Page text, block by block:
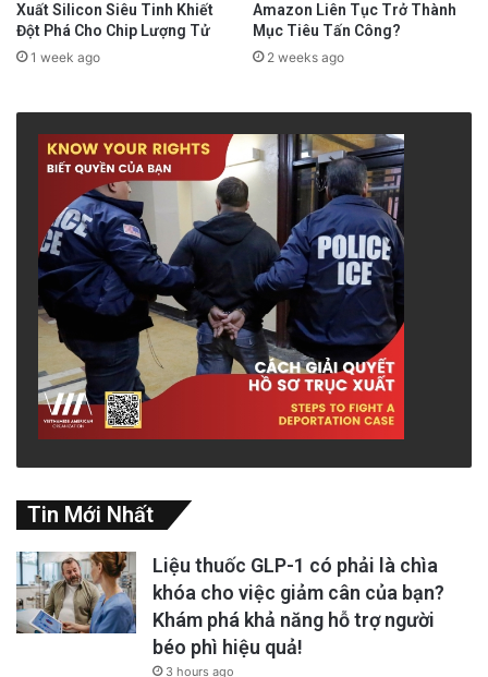
Xuất Silicon Siêu Tinh Khiết
Đột Phá Cho Chip Lượng Tử
1 week ago
Amazon Liên Tục Trở Thành
Mục Tiêu Tấn Công?
2 weeks ago
Tin Mới Nhất
Liệu thuốc GLP-1 có phải là chìa
khóa cho việc giảm cân của bạn?
Khám phá khả năng hỗ trợ người
béo phì hiệu quả!
3 hours ago